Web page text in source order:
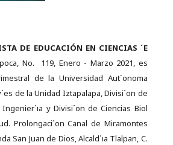
DE EDUCACIÓN EN CIENCIAS ´E
No. 119, Enero - Marzo 2021, es
de la Universidad Aut´onoma
de la Unidad Iztapalapa, Divisi´on de
y Divisi´on de Ciencias Biol
Prolongaci´on Canal de Miramontes
San Juan de Dios, Alcald´ıa Tlalpan, C.